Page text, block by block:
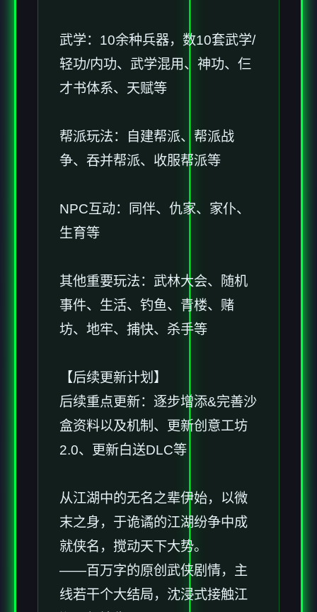
武学：10余种兵器，数10套武学/
轻功/内功、武学混用、神功、仨
才书体系、天赋等
帮派玩法：自建帮派、帮派战
争、吞并帮派、收服帮派等
NPC互动：同伴、仇家、家仆、
生育等
其他重要玩法：武林大会、随机
事件、生活、钓鱼、青楼、赌
坊、地牢、捕快、杀手等
【后续更新计划】
后续重点更新：逐步增添&完善沙
盒资料以及机制、更新创意工坊
2.0、更新白送DLC等
从江湖中的无名之辈伊始，以微
末之身，于诡谲的江湖纷争中成
就侠名，搅动天下大势。
——百万字的原创武侠剧情，主
线若干个大结局，沈浸式接触江